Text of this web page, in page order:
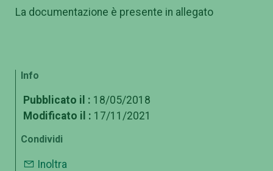
La documentazione è presente in allegato
Info
Pubblicato il : 18/05/2018
Modificato il : 17/11/2021
Condividi
Inoltra